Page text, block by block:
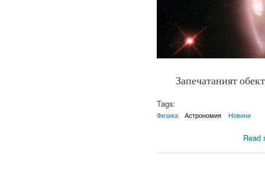
Запечатаният
Tags:
Физика Астрономия Новини
Read